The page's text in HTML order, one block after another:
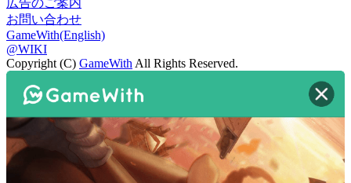
広告のご案内
お問い合わせ
GameWith(English)
@WIKI
Copyright (C) GameWith All Rights Reserved.